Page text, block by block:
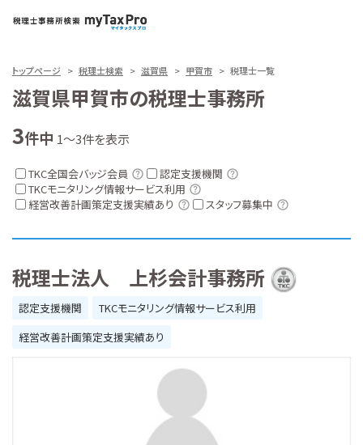
トップページ 税理士検索 滋賀県 甲賀市 税理士一覧
滋賀県甲賀市の税理士事務所
3件中 1～3件を表示
TKC全国会バッジ会員
認定支援機関
TKCモニタリング情報サービス利用
経営改善計画策定支援実績あり
スタッフ募集中
税理士法人 上杉会計事務所
認定支援機関
TKCモニタリング情報サービス利用
経営改善計画策定支援実績あり